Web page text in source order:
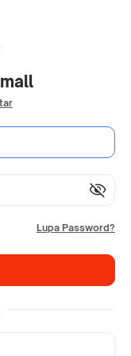
visibility_off
Lupa Password?